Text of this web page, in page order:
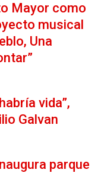
Mayor como
musical
Una
vida”,
Galvan
parque